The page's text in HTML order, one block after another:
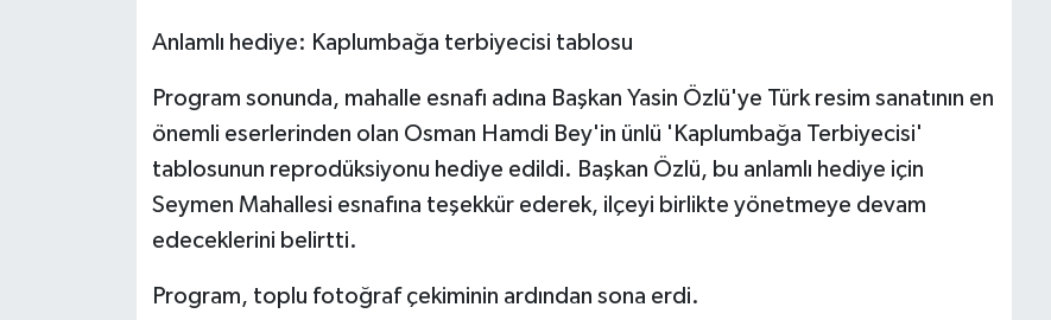
Anlamlı hediye: Kaplumbağa terbiyecisi tablosu
Program sonunda, mahalle esnafı adına Başkan Yasin Özlü'ye Türk resim sanatının en
önemli eserlerinden olan Osman Hamdi Bey'in ünlü 'Kaplumbağa Terbiyecisi'
tablosunun reprodüksiyonu hediye edildi. Başkan Özlü, bu anlamlı hediye için
Seymen Mahallesi esnafına teşekkür ederek, ilçeyi birlikte yönetmeye devam
edeceklerini belirtti.
Program, toplu fotoğraf çekiminin ardından sona erdi.